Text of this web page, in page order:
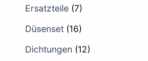
Ersatzteile (7)
Düsenset (16)
Dichtungen (12)